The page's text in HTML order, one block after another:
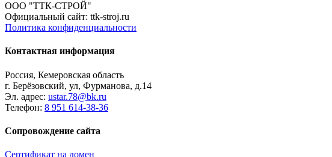
ООО "ТТК-СТРОЙ"
Официальный сайт: ttk-stroj.ru
Политика конфиденциальности
Контактная информация
Россия, Кемеровская область
г. Берёзовский, ул, Фурманова, д.14
Эл. адрес: ustar.78@bk.ru
Телефон: 8 951 614-38-36
Сопровождение сайта
Сертификат на домен